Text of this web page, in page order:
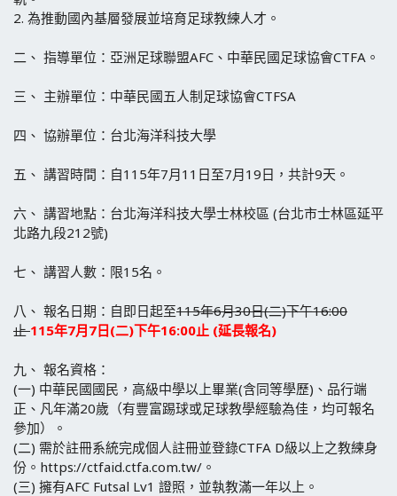
2. 為推動國內基層發展並培育足球教練人才。
二、 指導單位：亞洲足球聯盟AFC、中華民國足球協會CTFA。
三、 主辦單位：中華民國五人制足球協會CTFSA
四、 協辦單位：台北海洋科技大學
五、 講習時間：自115年7月11日至7月19日，共計9天。
六、 講習地點：台北海洋科技大學士林校區 (台北市士林區延平
北路九段212號)
七、 講習人數：限15名。
八、 報名日期：自即日起至115年6月30日(二)下午16:00
止115年7月7日(二)下午16:00止 (延長報名)
九、 報名資格：
(一) 中華民國國民，高級中學以上畢業(含同等學歷)、品行端
正、凡年滿20歲（有豐富踢球或足球教學經驗為佳，均可報名
參加）。
(二) 需於註冊系統完成個人註冊並登錄CTFA D級以上之教練身
份。https://ctfaid.ctfa.com.tw/。
(三) 擁有AFC Futsal Lv1 證照，並執教滿一年以上。